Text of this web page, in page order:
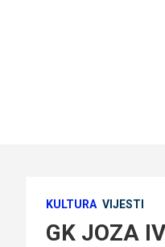
KULTURA VIJESTI
GK JOZA